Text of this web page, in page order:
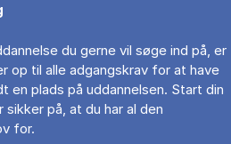
du gerne vil søge ind på, er
op til alle adgangskrav for at have
en plads på uddannelsen. Start din
på, at du har al den
for.